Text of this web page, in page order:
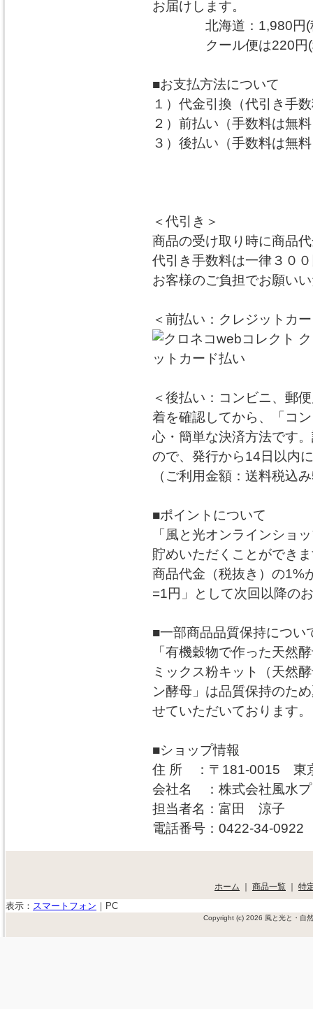
お届けします。
北海道：1,980円(税
クール便は220円(税
■お支払方法について
１）代金引換（代引き手
２）前払い（手数料は無
３）後払い（手数料は無
＜代引き＞
商品の受け取り時に商品
代引き手数料は一律３０
お客様のご負担でお願い
＜前払い：クレジットカ
＜後払い：コンビニ、郵
着を確認してから、「コ
心・簡単な決済方法です
ので、発行から14日以内
（ご利用金額：送料税込
■ポイントについて
「風と光オンラインショ
貯めいただくことができ
商品代金（税抜き）の1%
=1円」として次回以降の
■一部商品品質保持につい
「有機穀物で作った天然
ミックス粉キット（天然
ン酵母」は品質保持のた
せていただいております。
■ショップ情報
住 所 ：〒181-0015 東
会社名 ：株式会社風水
担当者名：富田 涼子
電話番号：0422-34-0922
ホーム ｜ 商品一覧 ｜ 特
表示： スマートフォン ｜ PC
Copyright (c) 2026 風と光と・自